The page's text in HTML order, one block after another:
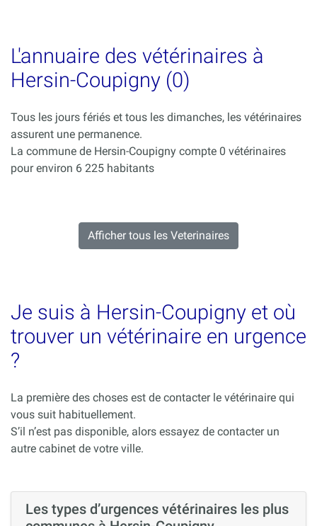
L'annuaire des vétérinaires à
Hersin-Coupigny (0)
Tous les jours fériés et tous les dimanches, les vétérinaires
assurent une permanence.
La commune de Hersin-Coupigny compte 0 vétérinaires
pour environ 6 225 habitants
Afficher tous les Veterinaires
Je suis à Hersin-Coupigny et où
trouver un vétérinaire en urgence
?
La première des choses est de contacter le vétérinaire qui
vous suit habituellement.
S’il n’est pas disponible, alors essayez de contacter un
autre cabinet de votre ville.
Les types d’urgences vétérinaires les plus